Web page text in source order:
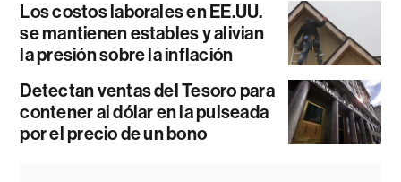
Los costos laborales en EE.UU.
se mantienen estables y alivian
la presión sobre la inflación
Detectan ventas del Tesoro para
contener al dólar en la pulseada
por el precio de un bono